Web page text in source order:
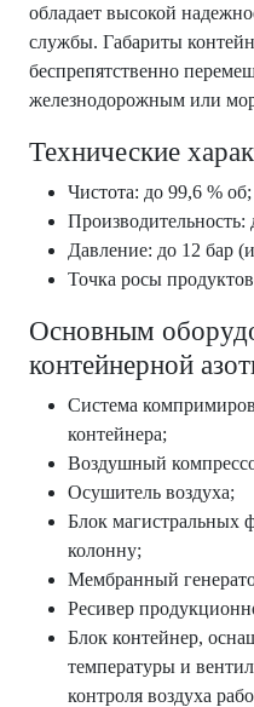
обладает высокой
службы. Габариты
беспрепятственно
железнодорожным или
Технические
Чистота: до 99,6 % об;
Производительность:
Давление: до 12 бар
Точка росы
Основным
контейнерной
Система
контейнера;
Воздушный
Осушитель воздуха;
Блок магистральных
колонну;
Мембранный
Ресивер
Блок контейнер,
температуры и
контроля воздуха